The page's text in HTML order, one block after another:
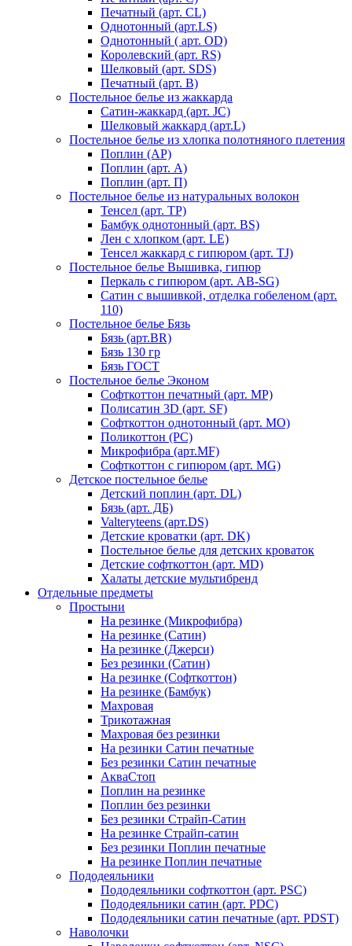
Печатный (арт. СL)
Однотонный (арт.LS)
Однотонный ( арт. OD)
Королевский (арт. RS)
Шелковый (арт. SDS)
Печатный (арт. В)
Постельное белье из жаккарда
Сатин-жаккард (арт. JC)
Шелковый жаккард (арт.L)
Постельное белье из хлопка полотняного плетения
Поплин (AP)
Поплин (арт. А)
Поплин (арт. П)
Постельное белье из натуральных волокон
Тенсел (арт. ТР)
Бамбук однотонный (арт. BS)
Лен с хлопком (арт. LE)
Тенсел жаккард с гипюром (арт. TJ)
Постельное белье Вышивка, гипюр
Перкаль с гипюром (арт. AB-SG)
Сатин с вышивкой, отделка гобеленом (арт.
110)
Постельное белье Бязь
Бязь (арт.BR)
Бязь 130 гр
Бязь ГОСТ
Постельное белье Эконом
Софткоттон печатный (арт. MР)
Полисатин 3D (арт. SF)
Софткоттон однотонный (арт. MO)
Поликоттон (PC)
Микрофибра (арт.MF)
Софткоттон с гипюром (арт. MG)
Детское постельное белье
Детский поплин (арт. DL)
Бязь (арт. ДБ)
Valteryteens (арт.DS)
Детские кроватки (арт. DK)
Постельное белье для детских кроваток
Детские софткоттон (арт. MD)
Халаты детские мультибренд
Отдельные предметы
Простыни
На резинке (Микрофибра)
На резинке (Сатин)
На резинке (Джерси)
Без резинки (Сатин)
На резинке (Софткоттон)
На резинке (Бамбук)
Махровая
Трикотажная
Махровая без резинки
На резинки Сатин печатные
Без резинки Сатин печатные
АкваСтоп
Поплин на резинке
Поплин без резинки
Без резинки Страйп-Сатин
На резинке Страйп-сатин
Без резинки Поплин печатные
На резинке Поплин печатные
Пододеяльники
Пододеяльники софткоттон (арт. PSC)
Пододеяльники сатин (арт. PDC)
Пододеяльники сатин печатные (арт. PDST)
Наволочки